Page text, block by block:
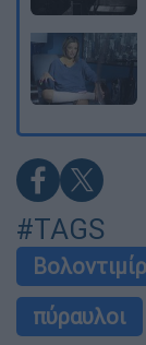
#TAGS
πύραυλοι